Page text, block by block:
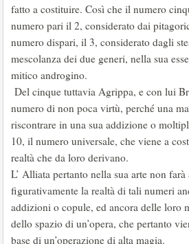
fatto a costituire. Così che il numero
numero pari il 2, considerato dai
numero dispari, il 3, considerato dagli
mescolanza dei due generi, nella sua
mitico androgino.
Del cinque tuttavia Agrippa, e con lui
numero di non poca virtù, perché una
riscontrare in una sua addizione o
10, il numero universale, che viene a
realtà che da loro derivano.
L’ Alliata pertanto nella sua arte non
figurativamente la realtà di tali numeri
addizioni o copule, ed ancora delle loro
dello spazio di un’opera, che pertanto
base di un’operazione di alta magia.